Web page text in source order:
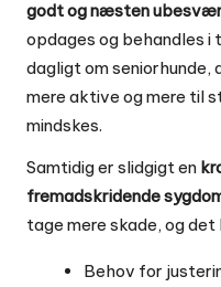
godt og næsten
opdages og behandles
dagligt om seniorhunde,
mere aktive og mere til
mindskes.
Samtidig er slidgigt en
fremadskridende
tage mere skade, og det
Behov for